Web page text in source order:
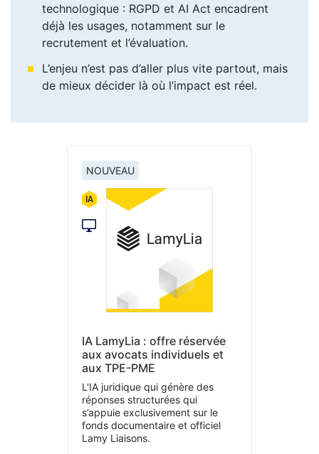
technologique : RGPD et AI Act encadrent
déjà les usages, notamment sur le
recrutement et l’évaluation.
L’enjeu n’est pas d’aller plus vite partout, mais
de mieux décider là où l’impact est réel.
NOUVEAU
IA LamyLia : offre réservée
aux avocats individuels et
aux TPE-PME
L'IA juridique qui génère des
réponses structurées qui
s’appuie exclusivement sur le
fonds documentaire et officiel
Lamy Liaisons.